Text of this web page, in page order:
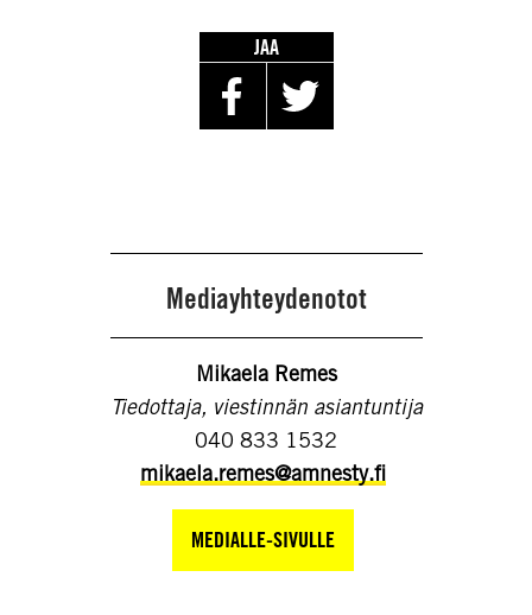
JAA
Mediayhteydenotot
Mikaela Remes
Tiedottaja, viestinnän asiantuntija
040 833 1532
mikaela.remes@amnesty.fi
MEDIALLE-SIVULLE